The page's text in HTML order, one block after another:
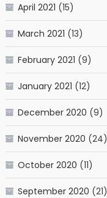
April 2021 (15)
March 2021 (13)
February 2021 (9)
January 2021 (12)
December 2020 (9)
November 2020 (24)
October 2020 (11)
September 2020 (21)